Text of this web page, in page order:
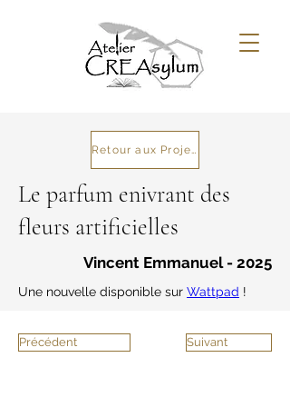
Retour aux Projets
Le parfum enivrant des
fleurs artificielles
Vincent Emmanuel - 2025
Une nouvelle disponible sur Wattpad !
Précédent Suivant